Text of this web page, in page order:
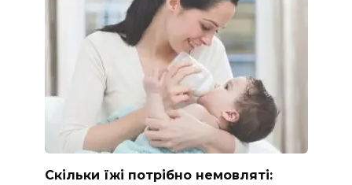
Скільки їжі потрібно немовляті: